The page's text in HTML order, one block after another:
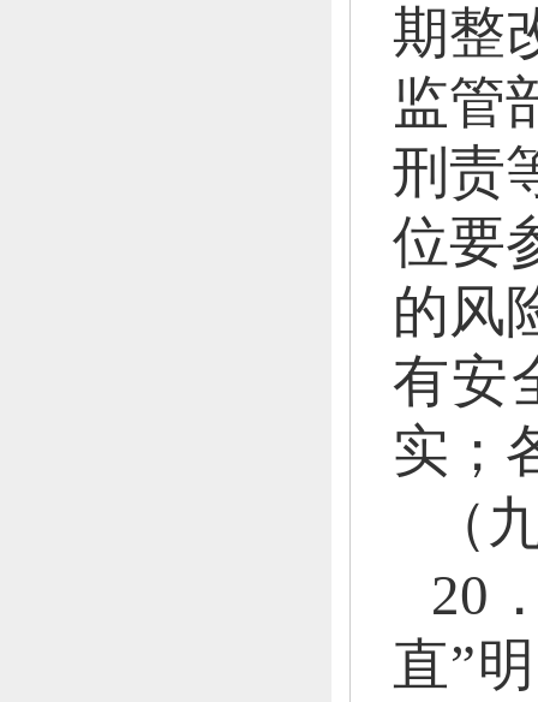
期整
监管
刑责
位要
的风
有安
实；
（
20
直”